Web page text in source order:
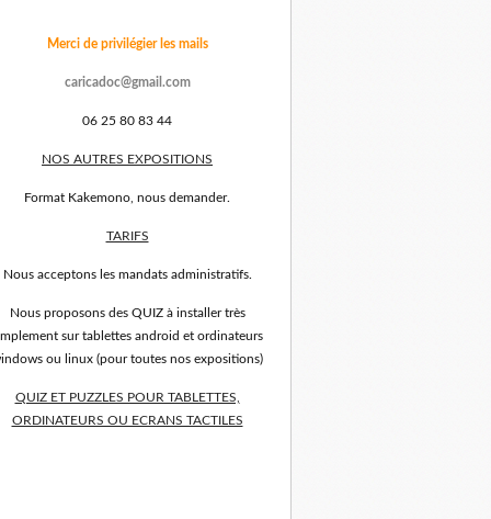
Merci de privilégier les mails
caricadoc@gmail.com
06 25 80 83 44
NOS AUTRES EXPOSITIONS
Format Kakemono, nous demander.
TARIFS
Nous acceptons les mandats administratifs.
Nous proposons des QUIZ à installer très
sur tablettes android et ordinateurs
ou linux (pour toutes nos expositions)
QUIZ ET PUZZLES POUR TABLETTES,
ORDINATEURS OU ECRANS TACTILES